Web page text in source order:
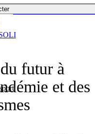
futur à
et des